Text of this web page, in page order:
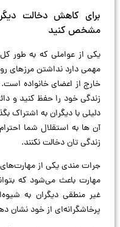
برای کاهش دخالت
مشخص کنید
یکی از عواملی که به طور
مهمی دارد نداشتن مرزهای
خارج از اعضای خانواده
زندگی خود را حفظ کنید و
دلیلی با دیگران به اشتراک
آن‌ ها به استقلال شما
زندگی‌ تان دخالت نکنند.
جرات مندی یکی از
مهارت باعث می‌شود که
غیر منطقی دیگران به
پرخاشگرانه‌ای از خود نشان